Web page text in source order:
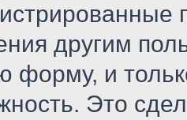
другим
форму, и
Это